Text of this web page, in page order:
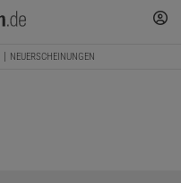
NEUERSCHEINUNGEN